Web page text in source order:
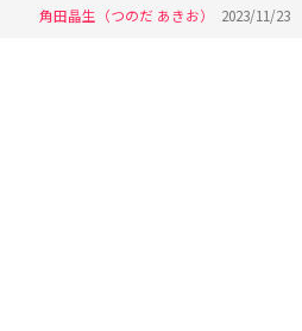
角田晶生（つのだ あきお） 2023/11/23